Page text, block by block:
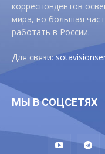
корреспондентов
мира, но большая
работать в России.
Для связи:
МЫ В СОЦСЕТЯХ